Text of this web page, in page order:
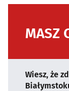
MASZ
Wiesz, że